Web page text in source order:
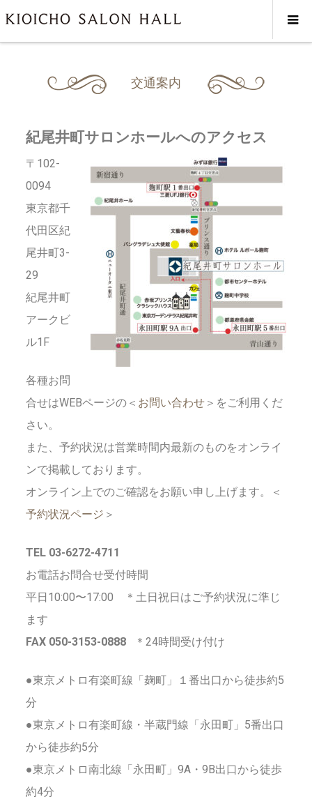
交通案内
紀尾井町サロンホールへのアクセス
〒102-
0094
東京都千
代田区紀
尾井町3-
29
紀尾井町
アークビ
ル1F
各種お問
合せはWEBページの＜ お問い合わせ ＞をご利用くだ
さい。
また、予約状況は営業時間内最新のものをオンライ
ンで掲載しております。
オンライン上でのご確認をお願い申し上げます。＜
予約状況ページ ＞
TEL 03-6272-4711
お電話お問合せ受付時間
平日10:00〜17:00 ＊土日祝日はご予約状況に準じ
ます
FAX 050-3153-0888 ＊24時間受け付け
●東京メトロ有楽町線「麹町」１番出口から徒歩約5
分
●東京メトロ有楽町線・半蔵門線「永田町」5番出口
から徒歩約5分
●東京メトロ南北線「永田町」9A・9B出口から徒歩
約4分